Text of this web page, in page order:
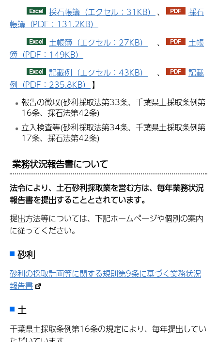
採石帳簿（エクセル：31KB） 、
採石
帳簿（PDF：131.2KB）
土帳簿（エクセル：27KB）
、
土帳
簿（PDF：149KB）
記載例（エクセル：43KB）
、
記載
例（PDF：235.8KB） 】
報告の徴収(砂利採取法第33条、千葉県土採取条例第
16条、採石法第42条)
立入検査等(砂利採取法第34条、千葉県土採取条例第
17条、採石法第42条)
業務状況報告書について
法令により、土石砂利採取業を営む方は、毎年業務状況
報告書を提出することとされています。
提出方法等については、下記ホームページや個別の案内
に従ってください。
砂利
砂利の採取計画等に関する規則第9条に基づく業務状況
報告書
土
千葉県土採取条例第16条の規定により、毎年提出してい